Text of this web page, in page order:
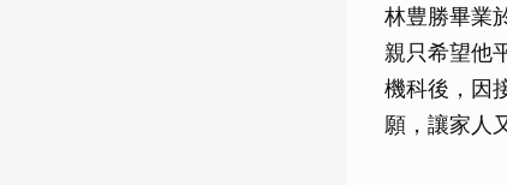
林豊勝畢業
親只希望他
機科後，因
願，讓家人